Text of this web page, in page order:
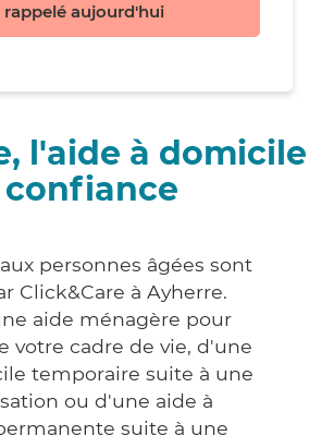
rappelé aujourd'hui
l'aide à domicile
confiance
personnes âgées sont
Click&Care à Ayherre.
aide ménagère pour
votre cadre de vie, d'une
temporaire suite à une
ou d'une aide à
suite à une